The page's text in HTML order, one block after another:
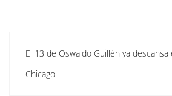
El 13 de Oswaldo Guillén ya
Chicago